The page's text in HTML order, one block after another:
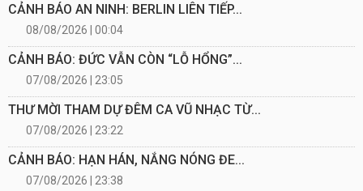
CẢNH BÁO AN NINH: BERLIN LIÊN TIẾP...
08/08/2026 | 00:04
CẢNH BÁO: ĐỨC VẪN CÒN “LỖ HỔNG”...
07/08/2026 | 23:05
THƯ MỜI THAM DỰ ĐÊM CA VŨ NHẠC TỪ...
07/08/2026 | 23:22
CẢNH BÁO: HẠN HÁN, NẮNG NÓNG ĐE...
07/08/2026 | 23:38